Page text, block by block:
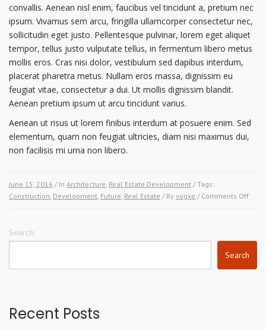
convallis. Aenean nisl enim, faucibus vel tincidunt a, pretium nec
ipsum. Vivamus sem arcu, fringilla ullamcorper consectetur nec,
sollicitudin eget justo. Pellentesque pulvinar, lorem eget aliquet
tempor, tellus justo vulputate tellus, in fermentum libero metus
mollis eros. Cras nisi dolor, vestibulum sed dapibus interdum,
placerat pharetra metus. Nullam eros massa, dignissim eu
feugiat vitae, consectetur a dui. Ut mollis dignissim blandit.
Aenean pretium ipsum ut arcu tincidunt varius.
Aenean ut risus ut lorem finibus interdum at posuere enim. Sed
elementum, quam non feugiat ultricies, diam nisi maximus dui,
non facilisis mi urna non libero.
June 15, 2016 / In Architecture, Real Estate Development / Tags:
Construction, Development, Future, Real Estate / By vogxp / Comments Offon
this
Search
Search
Recent Posts